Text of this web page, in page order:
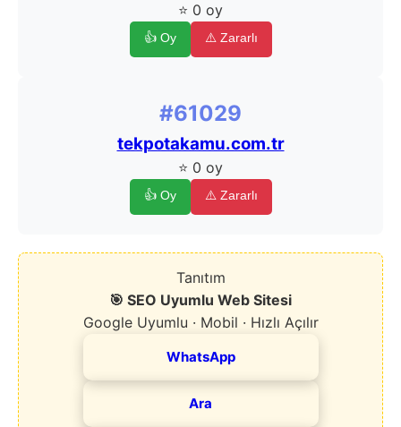
⭐ 0 oy
👍 Oy ⚠️ Zararlı
#61029
tekpotakamu.com.tr
⭐ 0 oy
👍 Oy ⚠️ Zararlı
Tanıtım
🎯 SEO Uyumlu Web Sitesi
Google Uyumlu · Mobil · Hızlı Açılır
WhatsApp
Ara